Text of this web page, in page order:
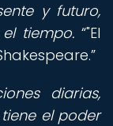
y futuro,
tiempo.
"El
diarias,
el poder